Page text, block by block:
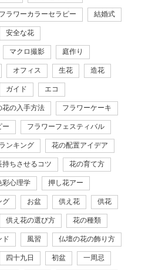
フラワーカラーセラピー 結婚式
安全な花
マクロ撮影 庭作り
オフィス 生花 造花
ガイド エコ
花の入手方法 フラワーケーキ
ー フラワーフェスティバル
ンキング 花の配置アイデア
持ちさせるコツ 花の育て方
彩心理学 押し花アー
グ お盆 供え花 供花
供え花の選び方 花の種類
ド 風習 仏壇の花の飾り方
四十九日 初盆 一周忌